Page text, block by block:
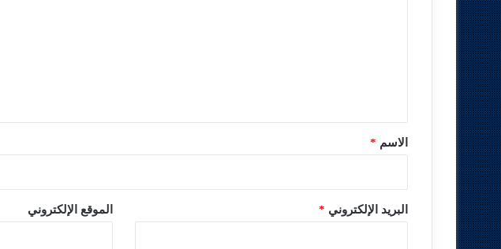
*الاسم *
البريد الإلكتروني * الموقع الإلكتروني